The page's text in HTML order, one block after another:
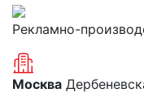
Рекламно-
Москва